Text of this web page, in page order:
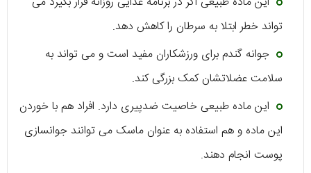
تواند خطر ابتلا به سرطان را کاهش دهد.
جوانه گندم برای ورزشکاران مفید است و می تواند به
سلامت عضلاتشان کمک بزرگی کند.
این ماده طبیعی خاصیت ضدپیری دارد. افراد هم با خوردن
این ماده و هم استفاده به عنوان ماسک می توانند جوانسازی
پوست انجام دهند.